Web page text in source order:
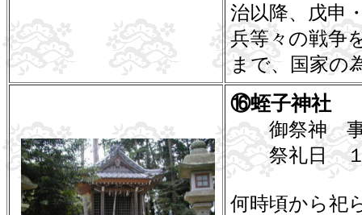
治以降、戊申
兵等々の戦争
まで、国家の
⑯蛭子神社
御祭神 事
祭礼日 １
何時頃から祀